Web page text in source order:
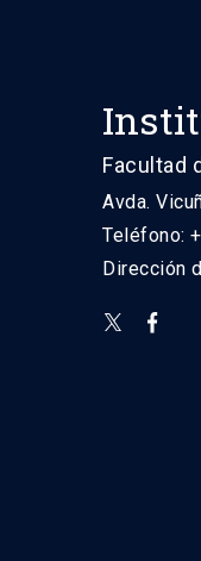
Facultad
Avda.
Teléfono:
Dirección